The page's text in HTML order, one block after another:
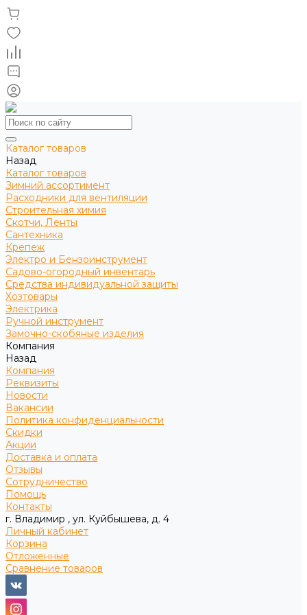
Каталог товаров
Назад
Каталог товаров
Зимний ассортимент
Расходники для вентиляции
Строительная химия
Скотчи, Ленты
Сантехника
Крепеж
Электро и Бензоинструмент
Садово-огородный инвентарь
Средства индивидуальной защиты
Хозтовары
Электрика
Ручной инструмент
Замочно-скобяные изделия
Компания
Назад
Компания
Реквизиты
Новости
Вакансии
Политика конфиденциальности
Скидки
Акции
Доставка и оплата
Отзывы
Сотрудничество
Помощь
Контакты
г. Владимир , ул. Куйбышева, д. 4
Личный кабинет
Корзина
Отложенные
Сравнение товаров